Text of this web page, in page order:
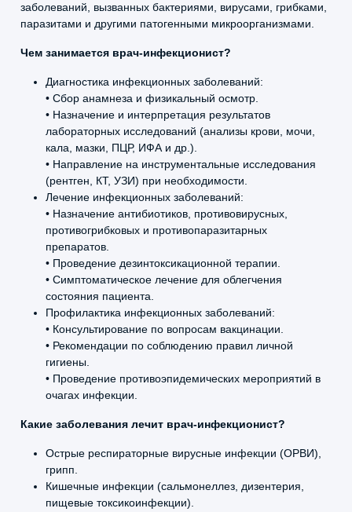
заболеваний, вызванных бактериями, вирусами, грибками,
паразитами и другими патогенными микроорганизмами.
Чем занимается врач-инфекционист?
Диагностика инфекционных заболеваний:
• Сбор анамнеза и физикальный осмотр.
• Назначение и интерпретация результатов
лабораторных исследований (анализы крови, мочи,
кала, мазки, ПЦР, ИФА и др.).
• Направление на инструментальные исследования
(рентген, КТ, УЗИ) при необходимости.
Лечение инфекционных заболеваний:
• Назначение антибиотиков, противовирусных,
противогрибковых и противопаразитарных
препаратов.
• Проведение дезинтоксикационной терапии.
• Симптоматическое лечение для облегчения
состояния пациента.
Профилактика инфекционных заболеваний:
• Консультирование по вопросам вакцинации.
• Рекомендации по соблюдению правил личной
гигиены.
• Проведение противоэпидемических мероприятий в
очагах инфекции.
Какие заболевания лечит врач-инфекционист?
Острые респираторные вирусные инфекции (ОРВИ),
грипп.
Кишечные инфекции (сальмонеллез, дизентерия,
пищевые токсикоинфекции).